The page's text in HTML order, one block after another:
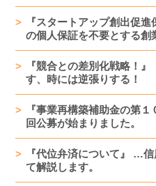
『スタートアップ創出促
の個人保証を不要とする創
『競合との差別化戦略！
す、時には逆張りする！
『事業再構築補助金の第
回公募が始まりました。
『代位弁済について』 …
て解説します。